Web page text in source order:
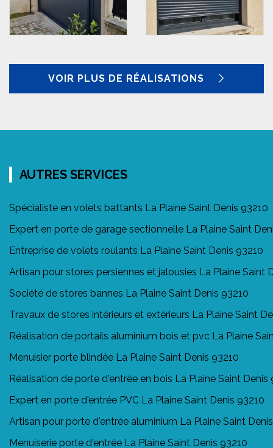
VOIR PLUS DE RÉALISATIONS
AUTRES SERVICES
Spécialiste en volets battants La Plaine Saint Denis 93210
Expert en porte de garage sectionnelle La Plaine Saint
Entreprise de volets roulants La Plaine Saint Denis 93210
Artisan pour stores persiennes et jalousies La Plaine Saint
Société de stores bannes La Plaine Saint Denis 93210
Travaux de stores intérieurs et extérieurs La Plaine Saint
Réalisation de portails aluminium bois et pvc La Plaine
Menuisier porte blindée La Plaine Saint Denis 93210
Réalisation de porte d'entrée en bois La Plaine Saint Denis
Expert en porte d'entrée PVC La Plaine Saint Denis 93210
Artisan pour porte d'entrée aluminium La Plaine Saint
Menuiserie porte d'entrée La Plaine Saint Denis 93210